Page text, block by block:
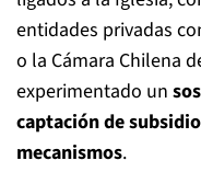
entidades privadas
o la Cámara Chilena
experimentado un
captación de
mecanismos.